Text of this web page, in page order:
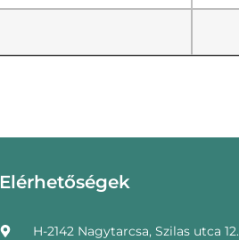
Elérhetőségek
H-2142 Nagytarcsa, Szilas utca 12.